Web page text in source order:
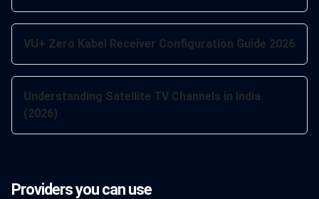
VU+ Zero Kabel Receiver Configuration Guide 2026
Understanding Satellite TV Channels in India
(2026)
Providers you can use